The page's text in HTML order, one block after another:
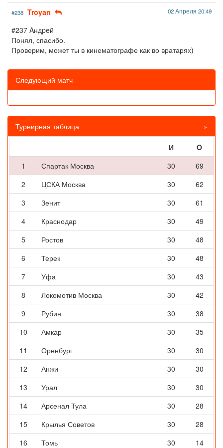
#238 Troyan 02 Апреля 20:49
#237 Aндpeй
Понял, спасибо.
Проверим, может ты в кинематографе как во вратарях)
Следующий матч
Турнирная таблица »
И
O
1
Спартак Москва 30
69
2
ЦСКА Москва 30
62
3
Зенит 30
61
4
Краснодар 30
49
5
Ростов 30
48
6
Терек 30
48
7
Уфа 30
43
8
Локомотив Москва 30
42
9
Рубин 30
38
10
Амкар 30
35
11
Оренбург 30
30
12
Анжи 30
30
13
Урал 30
30
14
Арсенал Тула 30
28
15
Крылья Советов 30
28
16
Томь 30 14